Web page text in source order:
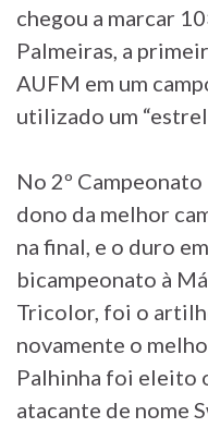
chegou a marcar
Palmeiras, a
AUFM em um
utilizado um
No 2º
dono da melhor
na final, e o duro
bicampeonato à
Tricolor, foi o
novamente o
Palhinha foi eleito
atacante de nome